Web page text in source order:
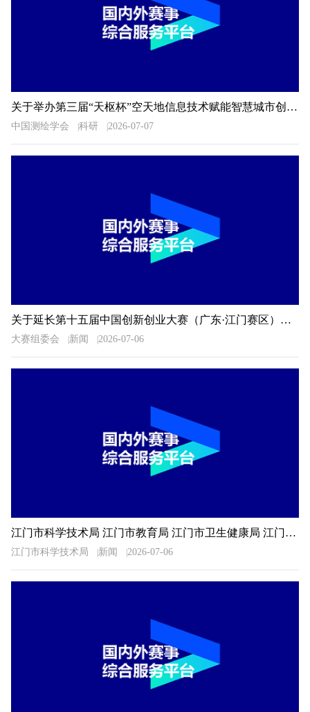
关于举办第三届“天枢杯”空天地信息技术赋能智慧城市创新应用大赛的通知
中国测绘学会 科研 2026-07-07
关于延长第十五届中国创新创业大赛（广东·江门赛区）暨2026年江门市“科技杯”创新创业大赛报名时间的通知
大赛组委会 新闻 2026-07-06
江门市科学技术局 江门市教育局 江门市卫生健康局 江门市科学技术协会关于公布2026年广东省科普讲解大赛江门选拔赛决赛入围选手名单的通知
江门市科学技术局 新闻 2026-07-06